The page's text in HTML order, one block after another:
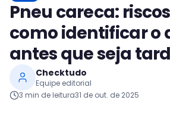
Pneu careca:
como identificar o
antes que seja
Checktudo
Equipe editorial
3 min de leitura31 de out. de 2025